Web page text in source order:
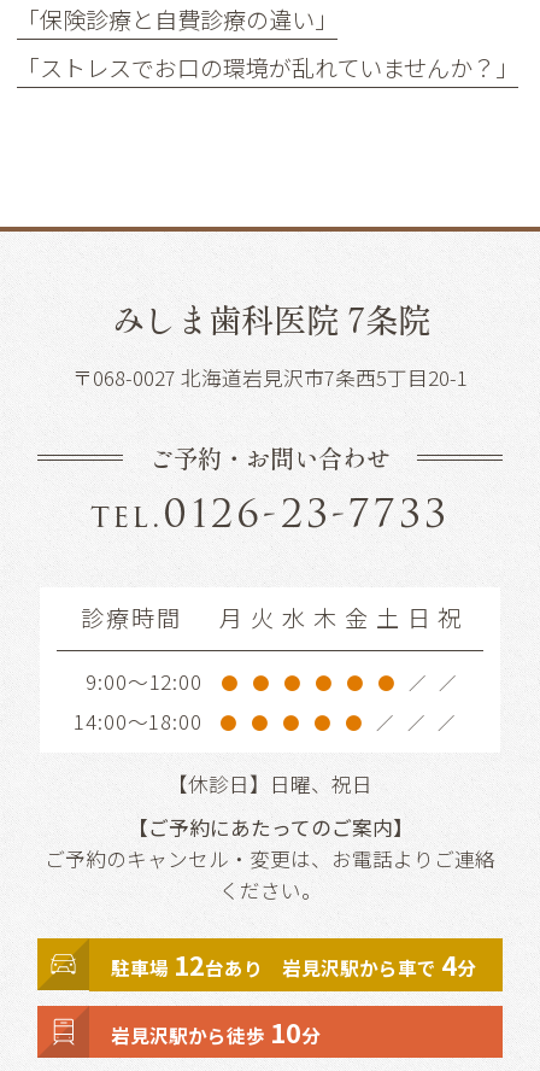
「保険診療と自費診療の違い」
「ストレスでお口の環境が乱れていませんか？」
みしま歯科医院 7条院
〒068-0027 北海道岩見沢市7条西5丁目20-1
ご予約・お問い合わせ
tel.0126-23-7733
診療時間 月 火 水 木 金 土 日 祝
9:00～12:00 ● ● ● ● ● ● ／ ／
14:00～18:00 ● ● ● ● ● ／ ／ ／
【休診日】日曜、祝日
【ご予約にあたってのご案内】
ご予約のキャンセル・変更は、お電話よりご連絡
ください。
駐車場 12台あり 岩見沢駅から車で 4分
岩見沢駅から徒歩 10分